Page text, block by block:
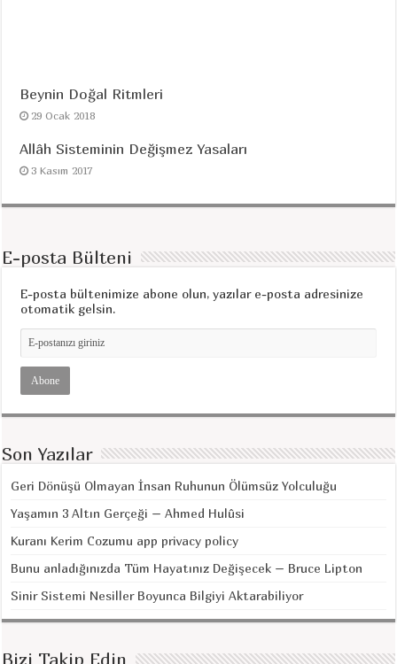
Beynin Doğal Ritmleri
29 Ocak 2018
Allâh Sisteminin Değişmez Yasaları
3 Kasım 2017
E-posta Bülteni
E-posta bültenimize abone olun, yazılar e-posta adresinize
otomatik gelsin.
Son Yazılar
Geri Dönüşü Olmayan İnsan Ruhunun Ölümsüz Yolculuğu
Yaşamın 3 Altın Gerçeği – Ahmed Hulûsi
Kuranı Kerim Cozumu app privacy policy
Bunu anladığınızda Tüm Hayatınız Değişecek – Bruce Lipton
Sinir Sistemi Nesiller Boyunca Bilgiyi Aktarabiliyor
Bizi Takip Edin